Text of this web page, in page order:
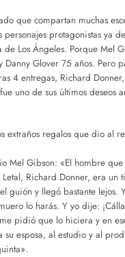
que compartan muchas
personajes protagonistas ya
Los Ángeles. Porque Mel
Danny Glover 75 años. Pero
4 entregas, Richard
uno de sus últimos deseos
extraños regalos que dio al
Mel Gibson: «El hombre
Richard Donner, era un
guión y llegó bastante lejos.
lo harás. Y yo dije:
pidió que lo hiciera y en
esposa, al estudio y al